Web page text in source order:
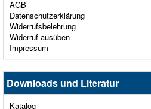
AGB
Datenschutzerklärung
Widerrufsbelehrung
Widerruf ausüben
Impressum
Downloads und Literatur
Katalog